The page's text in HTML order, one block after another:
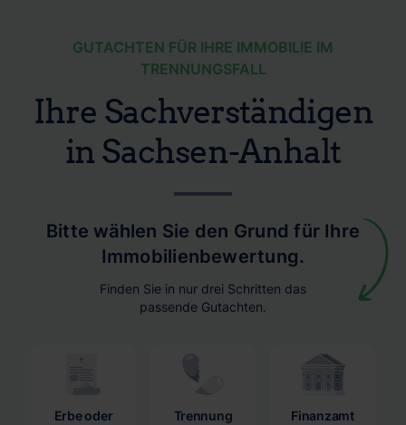
GUTACHTEN FÜR IHRE IMMOBILIE IM
TRENNUNGSFALL
Ihre Sachverständigen
in Sachsen-Anhalt
Bitte wählen Sie den Grund für Ihre
Immobilienbewertung.
Finden Sie in nur drei Schritten das
passende Gutachten.
Erbe oder
Trennung Finanzamt